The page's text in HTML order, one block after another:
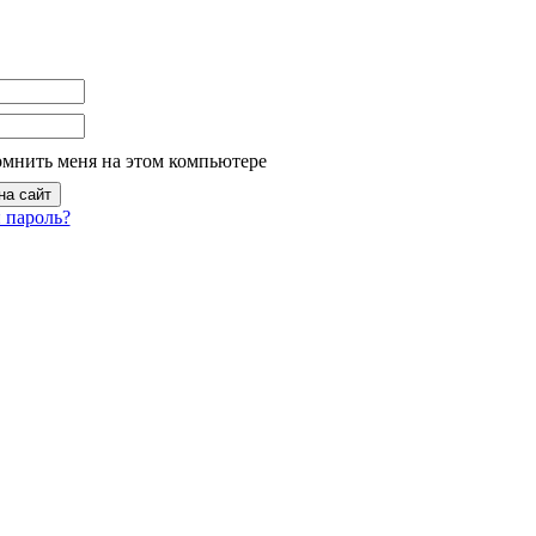
меня на этом компьютере